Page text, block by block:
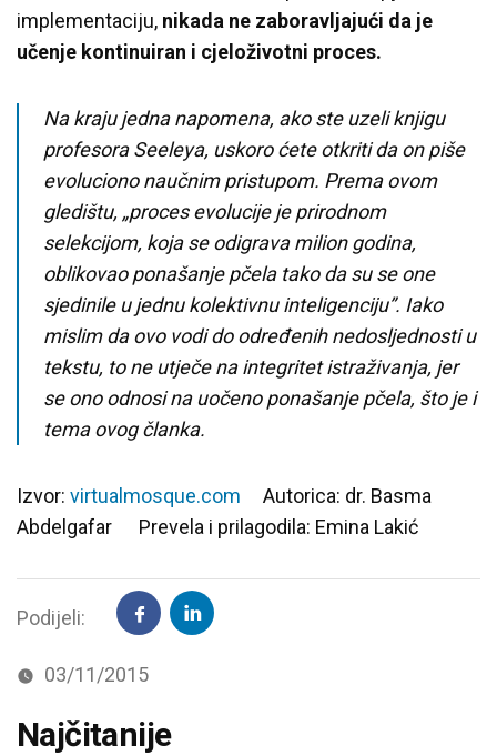
implementaciju, nikada ne zaboravljajući da je
učenje kontinuiran i cjeloživotni proces.
Na kraju jedna napomena, ako ste uzeli knjigu
profesora Seeleya, uskoro ćete otkriti da on piše
evoluciono naučnim pristupom. Prema ovom
gledištu, „proces evolucije je prirodnom
selekcijom, koja se odigrava milion godina,
oblikovao ponašanje pčela tako da su se one
sjedinile u jednu kolektivnu inteligenciju”. Iako
mislim da ovo vodi do određenih nedosljednosti u
tekstu, to ne utječe na integritet istraživanja, jer
se ono odnosi na uočeno ponašanje pčela, što je i
tema ovog članka.
Izvor: virtualmosque.com Autorica: dr. Basma
Abdelgafar Prevela i prilagodila: Emina Lakić
Podijeli:
03/11/2015
Najčitanije